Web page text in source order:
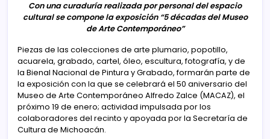
Con una curaduría realizada por personal del espacio
cultural se compone la exposición “5 décadas del Museo
de Arte Contemporáneo”
Piezas de las colecciones de arte plumario, popotillo,
acuarela, grabado, cartel, óleo, escultura, fotografía, y de
la Bienal Nacional de Pintura y Grabado, formarán parte de
la exposición con la que se celebrará el 50 aniversario del
Museo de Arte Contemporáneo Alfredo Zalce (MACAZ), el
próximo 19 de enero; actividad impulsada por los
colaboradores del recinto y apoyada por la Secretaría de
Cultura de Michoacán.